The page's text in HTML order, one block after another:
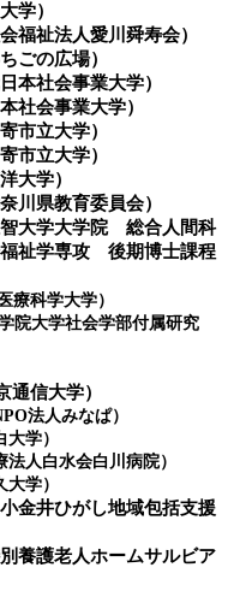
学）
福祉法人愛川舜寿会）
ごの広場）
本社会事業大学）
社会事業大学）
市立大学）
市立大学）
大学）
川県教育委員会）
大学大学院 総合人間科
祉学専攻 後期博士課程
療科学大学）
院大学社会学部付属研究
通信大学）
法人みなぱ）
学）
人白水会白川病院）
大学）
金井ひがし地域包括支援
養護老人ホームサルビア